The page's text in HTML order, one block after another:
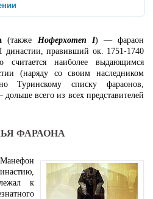
(также Ноферхотеп I) — фараон
династии, правивший ок. 1751-1740
наиболее выдающимся
(наряду со своим наследником
Туринскому списку фараонов,
всего из всех представителей
ФАРАОНА
к